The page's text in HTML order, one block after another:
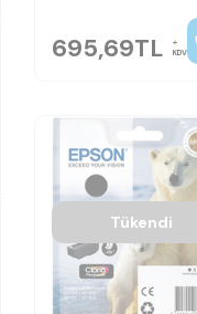
695,69TL KDV
Tükendi